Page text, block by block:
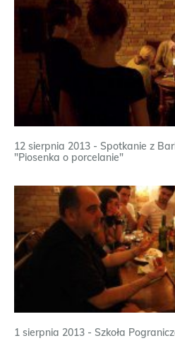
12 sierpnia 2013 - Spotkanie z
"Piosenka o porcelanie"
1 sierpnia 2013 - Szkoła